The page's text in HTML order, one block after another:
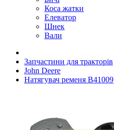
Коса жатки
Елеватор
Шнек
Вали
Запчастини для тракторів
John Deere
Натягувач ременя B41009